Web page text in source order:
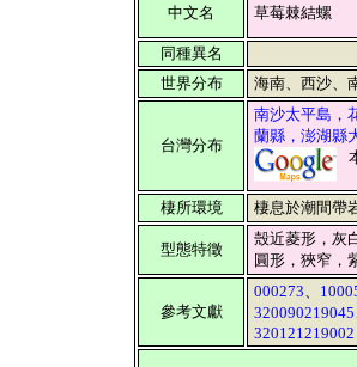
中文名 草莓棘結螺
同種異名
世界分布
海南、西沙、
台灣分布
南沙太平島，
蘭縣，澎湖縣
棲所環境 棲息於潮間帶
型態特徵
殼近菱形，灰
圓形，狹窄，
參考文獻
000273、
320090219045
320121219002